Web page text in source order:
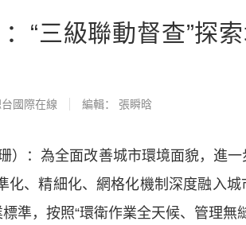
“三級聯動督查”探
國際在線 編輯： 張瞬晗
：為全面改善城市環境面貌，進一
化、精細化、網格化機制深度融入
準，按照“環衛作業全天候、管理無